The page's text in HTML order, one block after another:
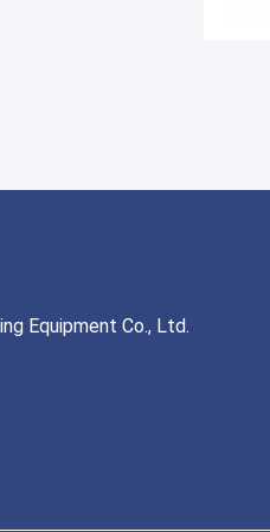
Equipment Co., Ltd.